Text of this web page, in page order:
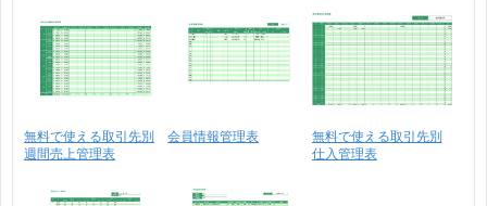
無料で使える取引先別
週間売上管理表
会員情報管理表
無料で使える取引先別
仕入管理表